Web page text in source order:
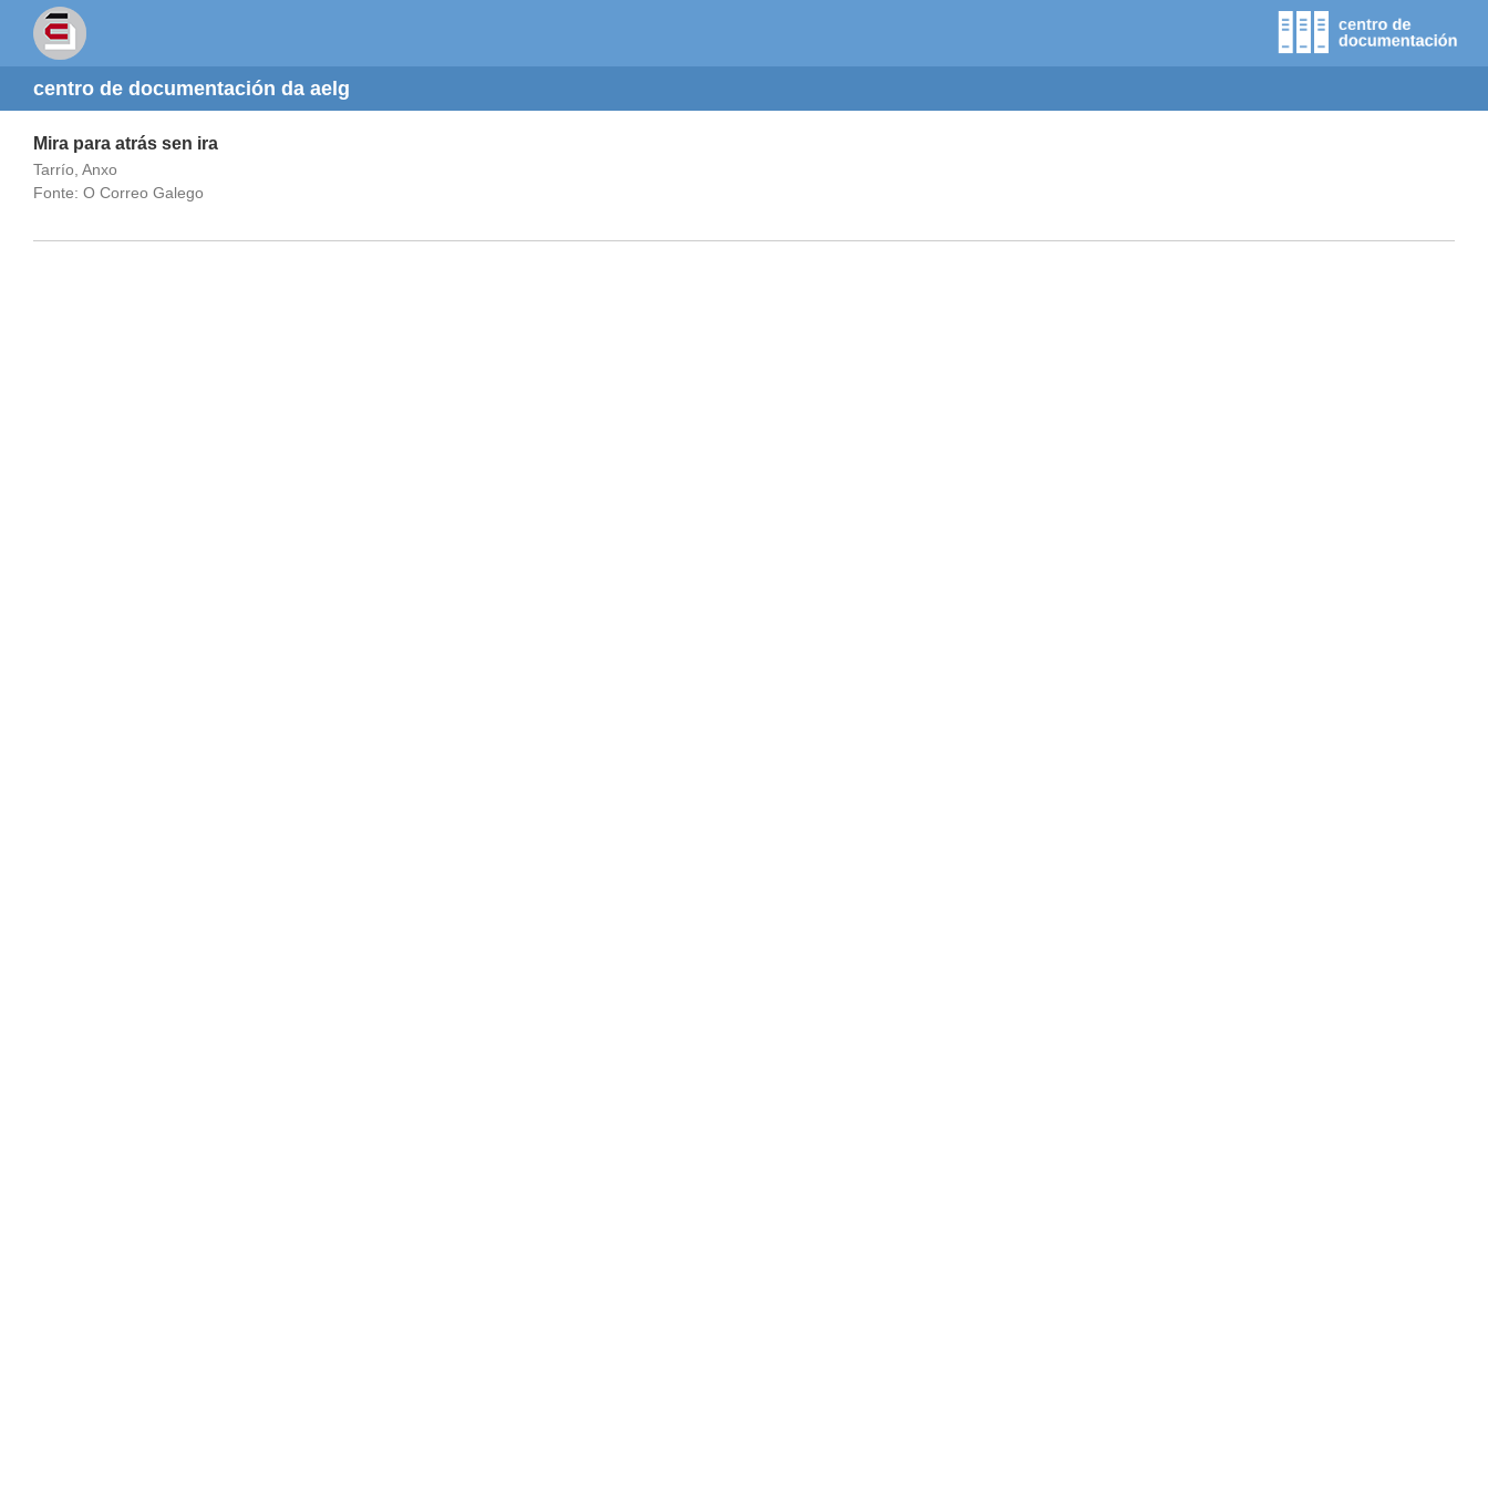
centro de documentación da aelg
Mira para atrás sen ira
Tarrío, Anxo
Fonte: O Correo Galego